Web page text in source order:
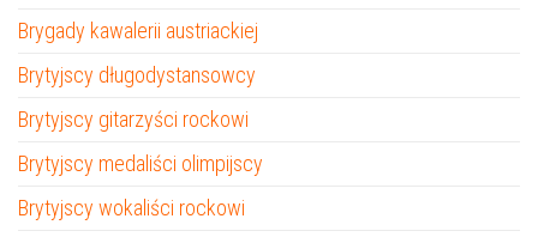
Brygady kawalerii austriackiej
Brytyjscy długodystansowcy
Brytyjscy gitarzyści rockowi
Brytyjscy medaliści olimpijscy
Brytyjscy wokaliści rockowi